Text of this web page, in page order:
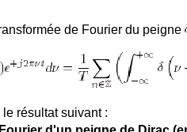
de Fourier du peigne
résultat suivant :